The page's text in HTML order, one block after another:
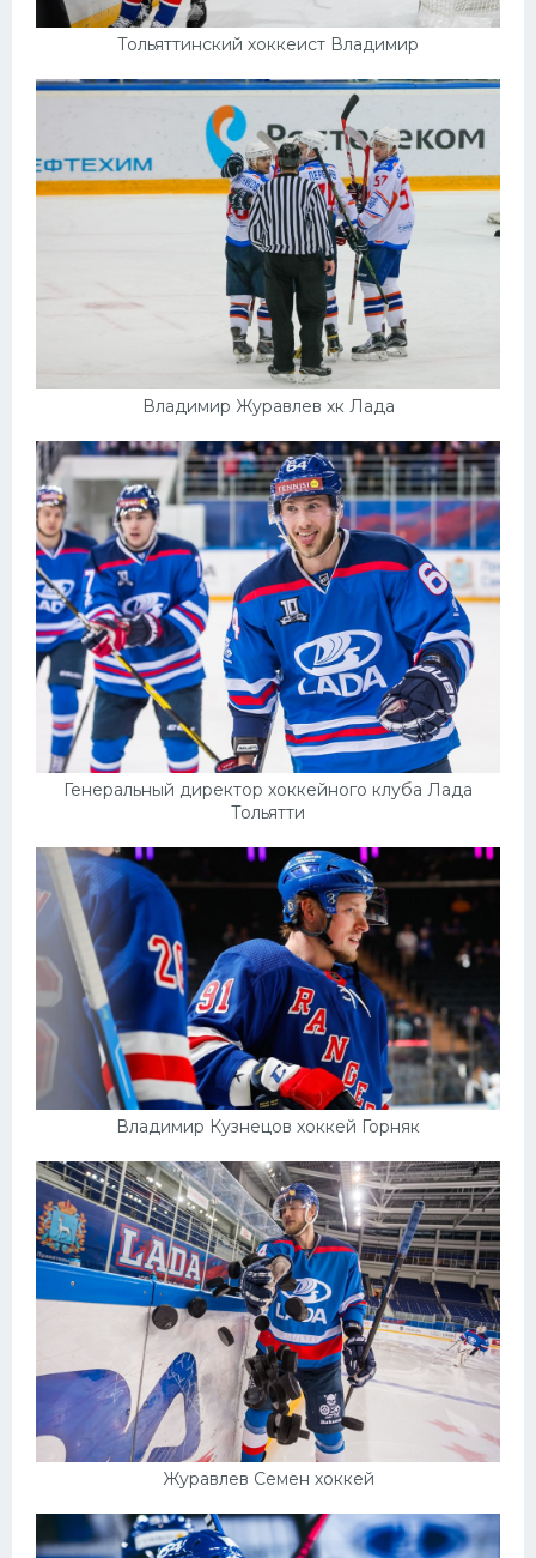
Тольяттинский хоккеист Владимир
Владимир Журавлев хк Лада
Генеральный директор хоккейного клуба Лада
Тольятти
Владимир Кузнецов хоккей Горняк
Журавлев Семен хоккей